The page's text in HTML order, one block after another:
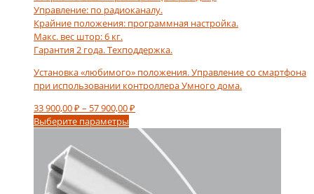
Управление: по радиоканалу.
Крайние положения: программная настройка.
Макс. вес штор: 6 кг.
Гарантия 2 года. Техподдержка.
Установка «любимого» положения. Управление со смартфона
при использовании контроллера Умного дома.
33 900,00₽ – 57 900,00₽
33
900,00 ₽
900,00 ₽
Выберите параметры
товар
имеет
несколько
Опции